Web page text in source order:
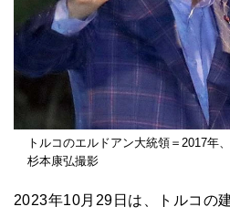
トルコのエルドアン大統領＝2017年
杉本康弘撮影
2023年10月29日は、トルコの